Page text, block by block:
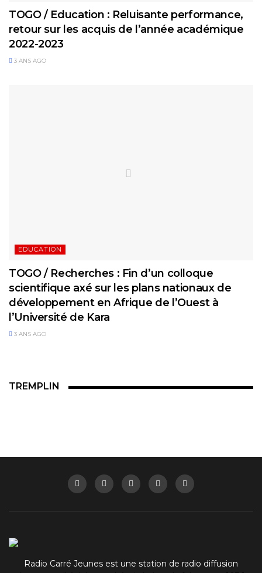
TOGO / Education : Reluisante performance,
retour sur les acquis de l’année académique
2022-2023
3 ANS AGO
EDUCATION
TOGO / Recherches : Fin d’un colloque
scientifique axé sur les plans nationaux de
développement en Afrique de l’Ouest à
l’Université de Kara
3 ANS AGO
TREMPLIN
Radio Carré Jeunes est une station de radio diffusion